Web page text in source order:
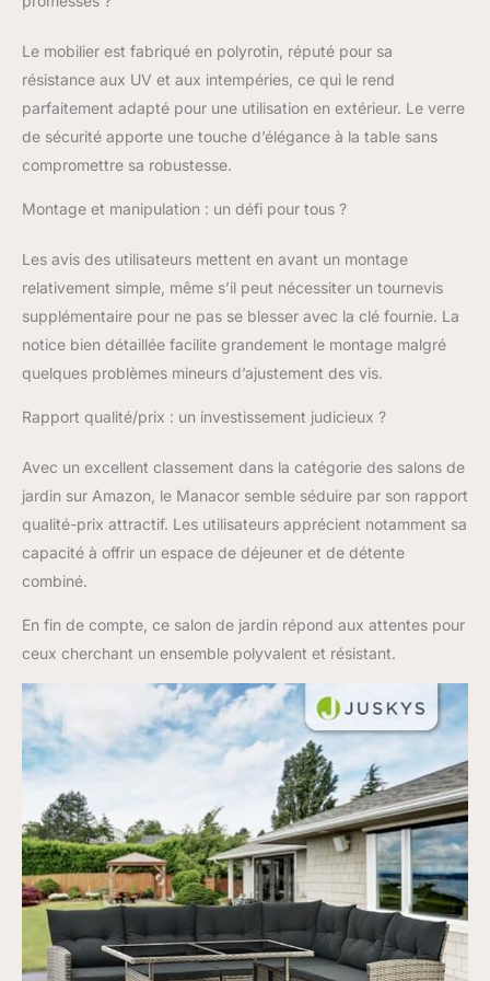
d'épaisseur facilement
amovibles et faciles à
nettoyer ; 2 tabourets
servent de repose-
pieds ou de places
supplémentaires
aux intempéries:
polyrattan tressé
extrêmement résistant
rayons UV ; matériau
résistant à la déchirure
étant élastique
confortablement,
même sans coussin
Construction stable:
Grâce à leur ossature
entretoisée en forme
conservent leur
structure pendant de
tout en étant malgré
tout légers et faciles à
transporter
Le mobilier est fabriqué en polyrotin, réputé pour sa
résistance aux UV et aux intempéries, ce qui le rend
parfaitement adapté pour une utilisation en extérieur. Le verre
de sécurité apporte une touche d’élégance à la table sans
compromettre sa robustesse.
Montage et manipulation : un défi pour tous ?
Les avis des utilisateurs mettent en avant un montage
relativement simple, même s’il peut nécessiter un tournevis
supplémentaire pour ne pas se blesser avec la clé fournie. La
notice bien détaillée facilite grandement le montage malgré
quelques problèmes mineurs d’ajustement des vis.
Rapport qualité/prix : un investissement judicieux ?
Avec un excellent classement dans la catégorie des salons de
jardin sur Amazon, le Manacor semble séduire par son rapport
qualité-prix attractif. Les utilisateurs apprécient notamment sa
capacité à offrir un espace de déjeuner et de détente
combiné.
En fin de compte, ce salon de jardin répond aux attentes pour
ceux cherchant un ensemble polyvalent et résistant.